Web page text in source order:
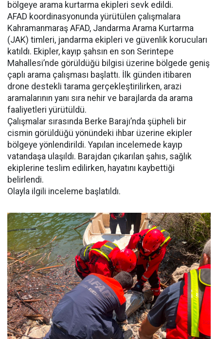
bölgeye arama kurtarma ekipleri sevk edildi.
AFAD koordinasyonunda yürütülen çalışmalara
Kahramanmaraş AFAD, Jandarma Arama Kurtarma
(JAK) timleri, jandarma ekipleri ve güvenlik korucuları
katıldı. Ekipler, kayıp şahsın en son Serintepe
Mahallesi’nde görüldüğü bilgisi üzerine bölgede geniş
çaplı arama çalışması başlattı. İlk günden itibaren
drone destekli tarama gerçekleştirilirken, arazi
aramalarının yanı sıra nehir ve barajlarda da arama
faaliyetleri yürütüldü.
Çalışmalar sırasında Berke Barajı’nda şüpheli bir
cismin görüldüğü yönündeki ihbar üzerine ekipler
bölgeye yönlendirildi. Yapılan incelemede kayıp
vatandaşa ulaşıldı. Barajdan çıkarılan şahıs, sağlık
ekiplerine teslim edilirken, hayatını kaybettiği
belirlendi.
Olayla ilgili inceleme başlatıldı.